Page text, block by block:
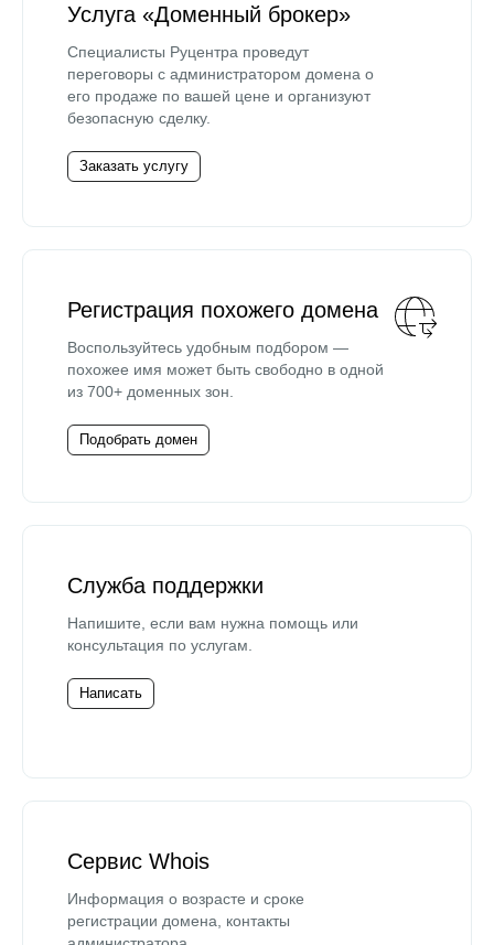
Услуга «Доменный брокер»
Специалисты Руцентра проведут
переговоры с администратором домена о
его продаже по вашей цене и организуют
безопасную сделку.
Заказать услугу
Регистрация похожего домена
Воспользуйтесь удобным подбором —
похожее имя может быть свободно в одной
из 700+ доменных зон.
Подобрать домен
Служба поддержки
Напишите, если вам нужна помощь или
консультация по услугам.
Написать
Сервис Whois
Информация о возрасте и сроке
регистрации домена, контакты